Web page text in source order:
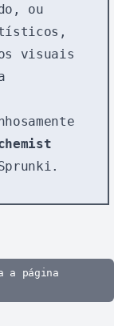
ou
visuais
a página